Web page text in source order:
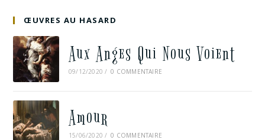
ŒUVRES AU HASARD
Aux Anges Qui Nous Voient
09/12/2020 / 0 COMMENTAIRE
Amour
15/06/2020 / 0 COMMENTAIRE